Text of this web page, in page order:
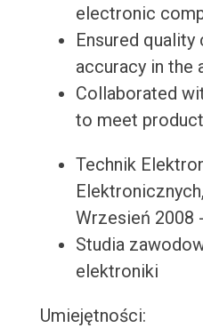
electronic
Ensured quality
accuracy in the
Collaborated
to meet
Technik
Wrzesień 2008
Studia
elektroniki
Umiejętności: